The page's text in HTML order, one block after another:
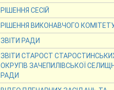
РІШЕННЯ СЕСІЙ
РІШЕННЯ ВИКОНАВЧОГО
ЗВІТИ РАДИ
ЗВІТИ СТАРОСТ
ОКРУГІВ ЗАЧЕПИЛІВСЬКОЇ
РАДИ